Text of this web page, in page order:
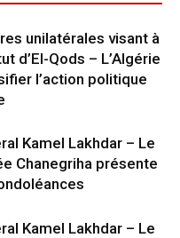
unilatérales visant à
d’El-Qods – L’Algérie
l’action politique
Kamel Lakhdar – Le
Chanegriha présente
Kamel Lakhdar – Le